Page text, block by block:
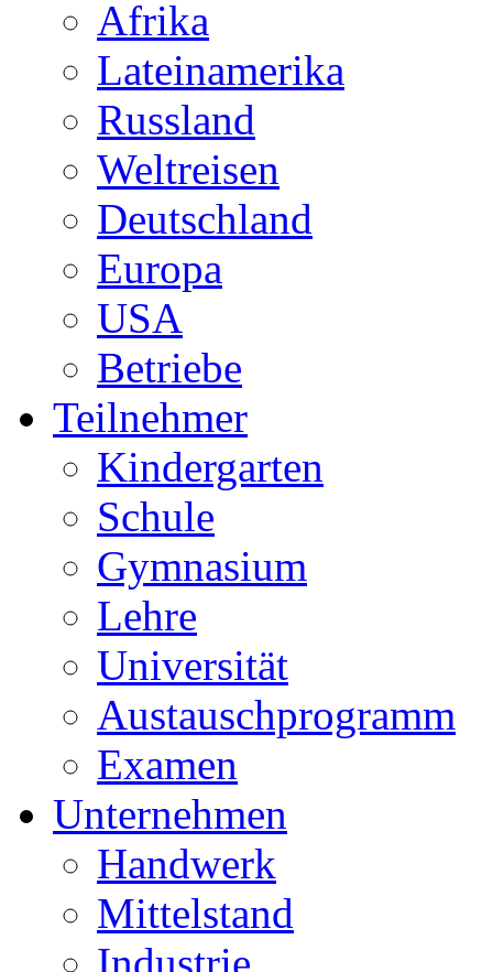
Afrika
Lateinamerika
Russland
Weltreisen
Deutschland
Europa
USA
Betriebe
Teilnehmer
Kindergarten
Schule
Gymnasium
Lehre
Universität
Austauschprogramm
Examen
Unternehmen
Handwerk
Mittelstand